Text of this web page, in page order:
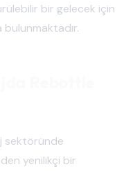
bir gelecek için
bulunmaktadır.
sektöründe
yenilikçi bir